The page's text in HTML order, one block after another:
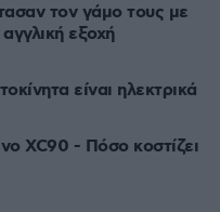
τον γάμο τους με
εξοχή
είναι ηλεκτρικά
XC90 - Πόσο κοστίζει